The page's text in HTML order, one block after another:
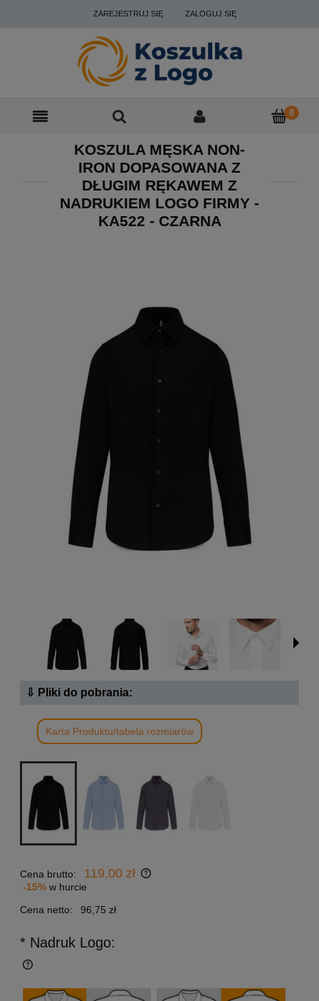
ZAREJESTRUJ SIĘ ZALOGUJ SIĘ
KOSZULA MĘSKA NON-
IRON DOPASOWANA Z
DŁUGIM RĘKAWEM Z
NADRUKIEM LOGO FIRMY -
KA522 - CZARNA
⇩ Pliki do pobrania:
Karta Produktu/tabela rozmiarów
Cena brutto: 119,00 zł
-15% w hurcie
Cena netto:
96,75 zł
* Nadruk Logo: